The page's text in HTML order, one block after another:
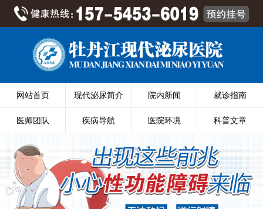
网站首页 现代泌尿简介 院内新闻 就诊指南
医师团队 疾病导航 医院环境 科普文章